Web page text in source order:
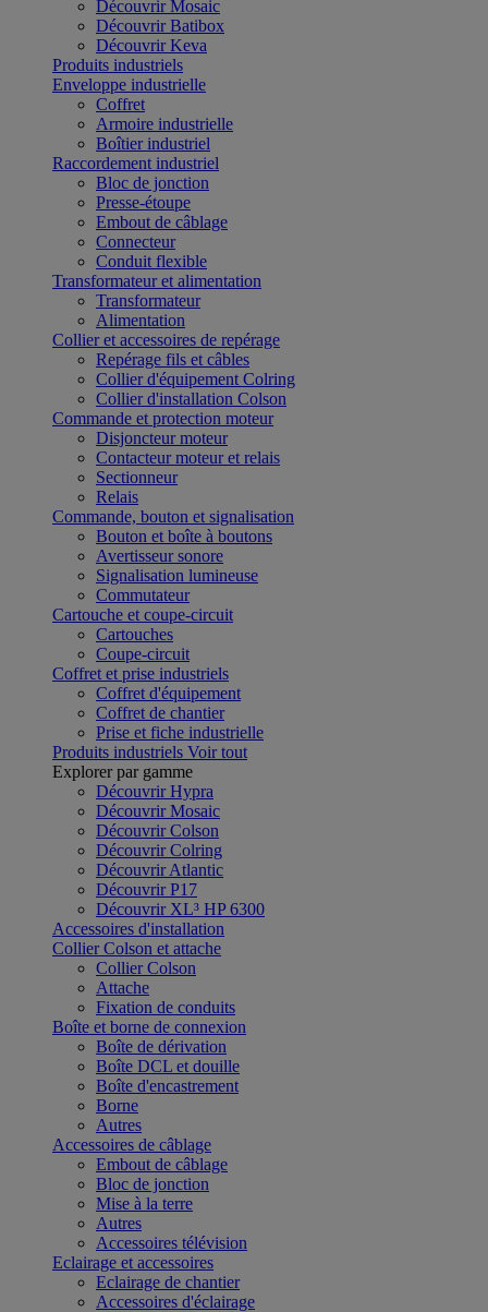
Découvrir Mosaic
Découvrir Batibox
Découvrir Keva
Produits industriels
Enveloppe industrielle
Coffret
Armoire industrielle
Boîtier industriel
Raccordement industriel
Bloc de jonction
Presse-étoupe
Embout de câblage
Connecteur
Conduit flexible
Transformateur et alimentation
Transformateur
Alimentation
Collier et accessoires de repérage
Repérage fils et câbles
Collier d'équipement Colring
Collier d'installation Colson
Commande et protection moteur
Disjoncteur moteur
Contacteur moteur et relais
Sectionneur
Relais
Commande, bouton et signalisation
Bouton et boîte à boutons
Avertisseur sonore
Signalisation lumineuse
Commutateur
Cartouche et coupe-circuit
Cartouches
Coupe-circuit
Coffret et prise industriels
Coffret d'équipement
Coffret de chantier
Prise et fiche industrielle
Produits industriels Voir tout
Explorer par gamme
Découvrir Hypra
Découvrir Mosaic
Découvrir Colson
Découvrir Colring
Découvrir Atlantic
Découvrir P17
Découvrir XL³ HP 6300
Accessoires d'installation
Collier Colson et attache
Collier Colson
Attache
Fixation de conduits
Boîte et borne de connexion
Boîte de dérivation
Boîte DCL et douille
Boîte d'encastrement
Borne
Autres
Accessoires de câblage
Embout de câblage
Bloc de jonction
Mise à la terre
Autres
Accessoires télévision
Eclairage et accessoires
Eclairage de chantier
Accessoires d'éclairage